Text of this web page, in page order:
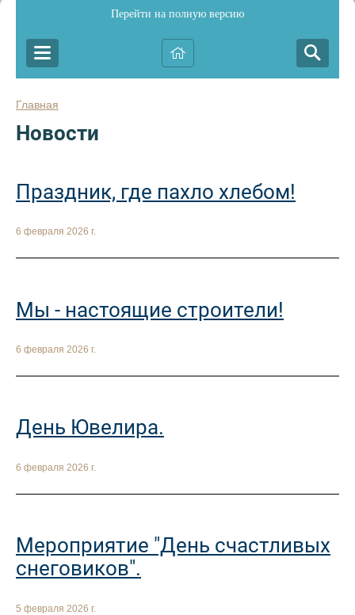
Перейти на полную версию
Главная
Новости
Праздник, где пахло хлебом!
6 февраля 2026 г.
Мы - настоящие строители!
6 февраля 2026 г.
День Ювелира.
6 февраля 2026 г.
Мероприятие "День счастливых
снеговиков".
5 февраля 2026 г.